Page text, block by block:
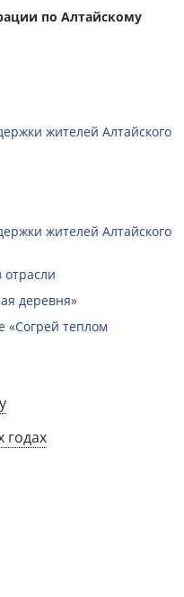
по Алтайскому
жителей Алтайского
жителей Алтайского
деревня»
«Согрей теплом
годах